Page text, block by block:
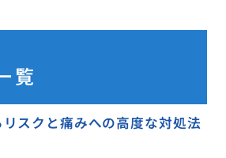
覧
スクと痛みへの高度な対処法